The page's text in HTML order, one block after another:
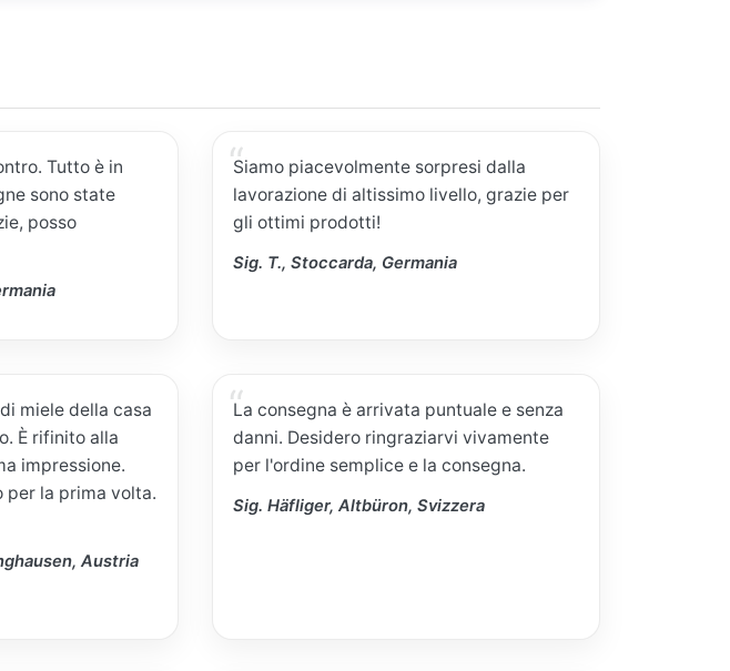
Tutto è in
sono state
posso
Siamo piacevolmente sorpresi dalla
lavorazione di altissimo livello, grazie per
gli ottimi prodotti!
Sig. T., Stoccarda, Germania
miele della casa
È rifinito alla
impressione.
per la prima volta.
Austria
La consegna è arrivata puntuale e senza
danni. Desidero ringraziarvi vivamente
per l'ordine semplice e la consegna.
Sig. Häfliger, Altbüron, Svizzera